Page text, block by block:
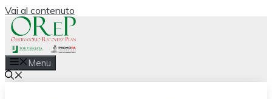
Vai al contenuto
Menu